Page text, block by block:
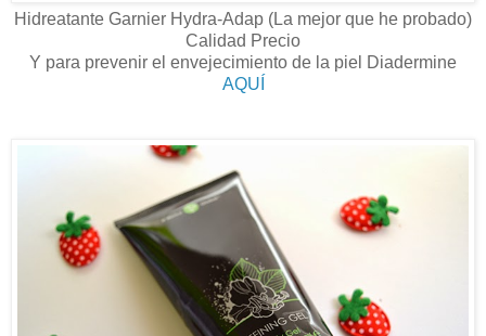
Hidreatante Garnier Hydra-Adap (La mejor que he probado)
Calidad Precio
Y para prevenir el envejecimiento de la piel Diadermine
AQUÍ